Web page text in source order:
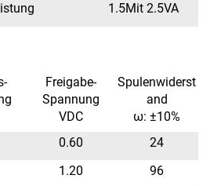
1.5Mit 2.5VA
Freigabe-
Spannung
VDC
Spulenwiderst
and
ω: ±10%
0.60
24
1.20
96